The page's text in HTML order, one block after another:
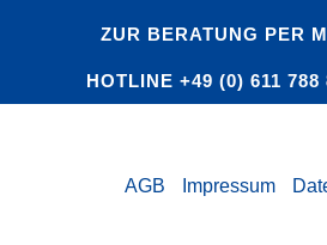
ZUR BERATUNG PER
HOTLINE +49 (0) 611 788
AGB Impressum